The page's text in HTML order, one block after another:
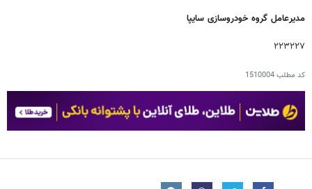
مدیرعامل گروه خودروسازی سایپا
۲۲۳۲۲۷
کد مطلب1510004